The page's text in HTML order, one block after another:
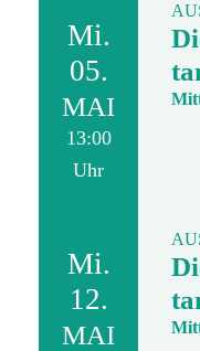
Mi.
05.
MAI
13:00
Uhr
Mi.
12.
MAI